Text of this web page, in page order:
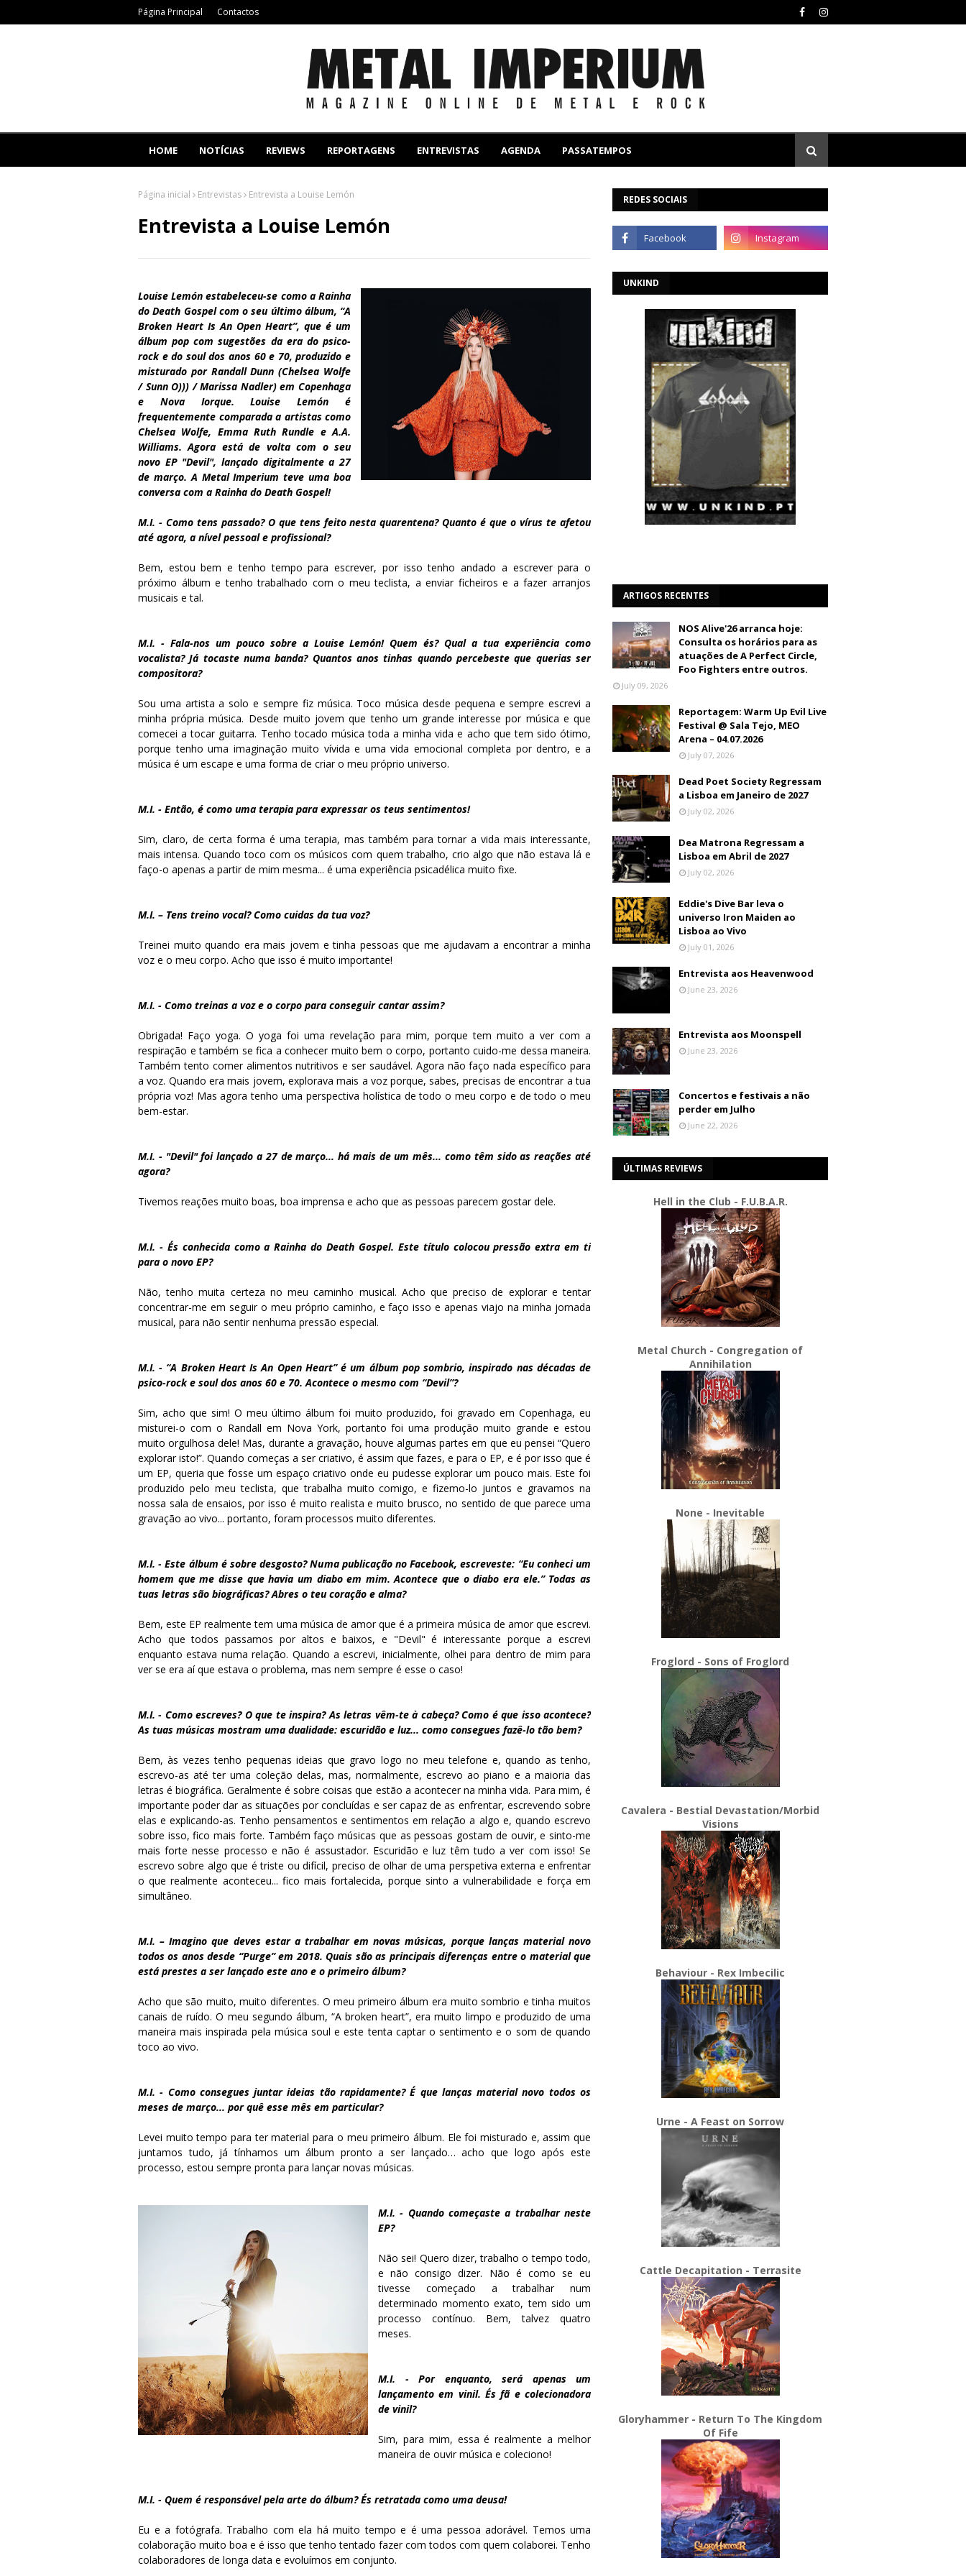
Página Principal Contactos
HOME NOTÍCIAS REVIEWS REPORTAGENS ENTREVISTAS AGENDA PASSATEMPOS
Página inicial Entrevistas Entrevista a Louise Lemón
Entrevista a Louise Lemón
Louise Lemón estabeleceu-se como a Rainha
do Death Gospel com o seu último álbum, “A
Broken Heart Is An Open Heart”, que é um
álbum pop com sugestões da era do psico-
rock e do soul dos anos 60 e 70, produzido e
misturado por Randall Dunn (Chelsea Wolfe
/ Sunn O))) / Marissa Nadler) em Copenhaga
e Nova Iorque. Louise Lemón é
frequentemente comparada a artistas como
Chelsea Wolfe, Emma Ruth Rundle e A.A.
Williams. Agora está de volta com o seu
novo EP "Devil", lançado digitalmente a 27
de março. A Metal Imperium teve uma boa
conversa com a Rainha do Death Gospel!
M.I. - Como tens passado? O que tens feito nesta quarentena? Quanto é que o vírus te afetou
até agora, a nível pessoal e profissional?
Bem, estou bem e tenho tempo para escrever, por isso tenho andado a escrever para o
próximo álbum e tenho trabalhado com o meu teclista, a enviar ficheiros e a fazer arranjos
musicais e tal.
M.I. - Fala-nos um pouco sobre a Louise Lemón! Quem és? Qual a tua experiência como
vocalista? Já tocaste numa banda? Quantos anos tinhas quando percebeste que querias ser
compositora?
Sou uma artista a solo e sempre fiz música. Toco música desde pequena e sempre escrevi a
minha própria música. Desde muito jovem que tenho um grande interesse por música e que
comecei a tocar guitarra. Tenho tocado música toda a minha vida e acho que tem sido ótimo,
porque tenho uma imaginação muito vívida e uma vida emocional completa por dentro, e a
música é um escape e uma forma de criar o meu próprio universo.
M.I. - Então, é como uma terapia para expressar os teus sentimentos!
Sim, claro, de certa forma é uma terapia, mas também para tornar a vida mais interessante,
mais intensa. Quando toco com os músicos com quem trabalho, crio algo que não estava lá e
faço-o apenas a partir de mim mesma... é uma experiência psicadélica muito fixe.
M.I. – Tens treino vocal? Como cuidas da tua voz?
Treinei muito quando era mais jovem e tinha pessoas que me ajudavam a encontrar a minha
voz e o meu corpo. Acho que isso é muito importante!
M.I. - Como treinas a voz e o corpo para conseguir cantar assim?
Obrigada! Faço yoga. O yoga foi uma revelação para mim, porque tem muito a ver com a
respiração e também se fica a conhecer muito bem o corpo, portanto cuido-me dessa maneira.
Também tento comer alimentos nutritivos e ser saudável. Agora não faço nada específico para
a voz. Quando era mais jovem, explorava mais a voz porque, sabes, precisas de encontrar a tua
própria voz! Mas agora tenho uma perspectiva holística de todo o meu corpo e de todo o meu
bem-estar.
M.I. - "Devil" foi lançado a 27 de março... há mais de um mês... como têm sido as reações até
agora?
Tivemos reações muito boas, boa imprensa e acho que as pessoas parecem gostar dele.
M.I. - És conhecida como a Rainha do Death Gospel. Este título colocou pressão extra em ti
para o novo EP?
Não, tenho muita certeza no meu caminho musical. Acho que preciso de explorar e tentar
concentrar-me em seguir o meu próprio caminho, e faço isso e apenas viajo na minha jornada
musical, para não sentir nenhuma pressão especial.
M.I. - “A Broken Heart Is An Open Heart” é um álbum pop sombrio, inspirado nas décadas de
psico-rock e soul dos anos 60 e 70. Acontece o mesmo com “Devil”?
Sim, acho que sim! O meu último álbum foi muito produzido, foi gravado em Copenhaga, eu
misturei-o com o Randall em Nova York, portanto foi uma produção muito grande e estou
muito orgulhosa dele! Mas, durante a gravação, houve algumas partes em que eu pensei “Quero
explorar isto!”. Quando começas a ser criativo, é assim que fazes, e para o EP, e é por isso que é
um EP, queria que fosse um espaço criativo onde eu pudesse explorar um pouco mais. Este foi
produzido pelo meu teclista, que trabalha muito comigo, e fizemo-lo juntos e gravamos na
nossa sala de ensaios, por isso é muito realista e muito brusco, no sentido de que parece uma
gravação ao vivo... portanto, foram processos muito diferentes.
M.I. - Este álbum é sobre desgosto? Numa publicação no Facebook, escreveste: “Eu conheci um
homem que me disse que havia um diabo em mim. Acontece que o diabo era ele.” Todas as
tuas letras são biográficas? Abres o teu coração e alma?
Bem, este EP realmente tem uma música de amor que é a primeira música de amor que escrevi.
Acho que todos passamos por altos e baixos, e "Devil" é interessante porque a escrevi
enquanto estava numa relação. Quando a escrevi, inicialmente, olhei para dentro de mim para
ver se era aí que estava o problema, mas nem sempre é esse o caso!
M.I. - Como escreves? O que te inspira? As letras vêm-te à cabeça? Como é que isso acontece?
As tuas músicas mostram uma dualidade: escuridão e luz... como consegues fazê-lo tão bem?
Bem, às vezes tenho pequenas ideias que gravo logo no meu telefone e, quando as tenho,
escrevo-as até ter uma coleção delas, mas, normalmente, escrevo ao piano e a maioria das
letras é biográfica. Geralmente é sobre coisas que estão a acontecer na minha vida. Para mim, é
importante poder dar as situações por concluídas e ser capaz de as enfrentar, escrevendo sobre
elas e explicando-as. Tenho pensamentos e sentimentos em relação a algo e, quando escrevo
sobre isso, fico mais forte. Também faço músicas que as pessoas gostam de ouvir, e sinto-me
mais forte nesse processo e não é assustador. Escuridão e luz têm tudo a ver com isso! Se
escrevo sobre algo que é triste ou difícil, preciso de olhar de uma perspetiva externa e enfrentar
o que realmente aconteceu... fico mais fortalecida, porque sinto a vulnerabilidade e força em
simultâneo.
M.I. – Imagino que deves estar a trabalhar em novas músicas, porque lanças material novo
todos os anos desde “Purge” em 2018. Quais são as principais diferenças entre o material que
está prestes a ser lançado este ano e o primeiro álbum?
Acho que são muito, muito diferentes. O meu primeiro álbum era muito sombrio e tinha muitos
canais de ruído. O meu segundo álbum, “A broken heart”, era muito limpo e produzido de uma
maneira mais inspirada pela música soul e este tenta captar o sentimento e o som de quando
toco ao vivo.
M.I. - Como consegues juntar ideias tão rapidamente? É que lanças material novo todos os
meses de março... por quê esse mês em particular?
Levei muito tempo para ter material para o meu primeiro álbum. Ele foi misturado e, assim que
juntamos tudo, já tínhamos um álbum pronto a ser lançado… acho que logo após este
processo, estou sempre pronta para lançar novas músicas.
M.I. - Quando começaste a trabalhar neste
EP?
Não sei! Quero dizer, trabalho o tempo todo,
e não consigo dizer. Não é como se eu
tivesse começado a trabalhar num
determinado momento exato, tem sido um
processo contínuo. Bem, talvez quatro
meses.
M.I. - Por enquanto, será apenas um
lançamento em vinil. És fã e colecionadora
de vinil?
Sim, para mim, essa é realmente a melhor
maneira de ouvir música e coleciono!
M.I. - Quem é responsável pela arte do álbum? És retratada como uma deusa!
Eu e a fotógrafa. Trabalho com ela há muito tempo e é uma pessoa adorável. Temos uma
colaboração muito boa e é isso que tenho tentado fazer com todos com quem colaborei. Tenho
colaboradores de longa data e evoluímos em conjunto.
REDES SOCIAIS
UNKIND
ARTIGOS RECENTES
NOS Alive'26 arranca hoje:
Consulta os horários para as
atuações de A Perfect Circle,
Foo Fighters entre outros.
July 09, 2026
Reportagem: Warm Up Evil Live
Festival @ Sala Tejo, MEO
Arena – 04.07.2026
July 07, 2026
Dead Poet Society Regressam
a Lisboa em Janeiro de 2027
July 02, 2026
Dea Matrona Regressam a
Lisboa em Abril de 2027
July 02, 2026
Eddie's Dive Bar leva o
universo Iron Maiden ao
Lisboa ao Vivo
July 01, 2026
Entrevista aos Heavenwood
June 23, 2026
Entrevista aos Moonspell
June 23, 2026
Concertos e festivais a não
perder em Julho
June 22, 2026
ÚLTIMAS REVIEWS
Hell in the Club - F.U.B.A.R.
Metal Church - Congregation of
Annihilation
None - Inevitable
Froglord - Sons of Froglord
Cavalera - Bestial Devastation/Morbid
Visions
Behaviour - Rex Imbecilic
Urne - A Feast on Sorrow
Cattle Decapitation - Terrasite
Gloryhammer - Return To The Kingdom
Of Fife